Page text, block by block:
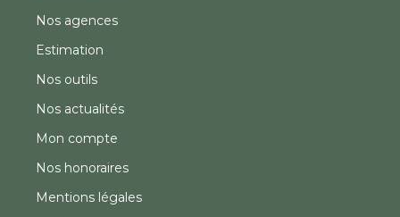
Nos agences
Estimation
Nos outils
Nos actualités
Mon compte
Nos honoraires
Mentions légales